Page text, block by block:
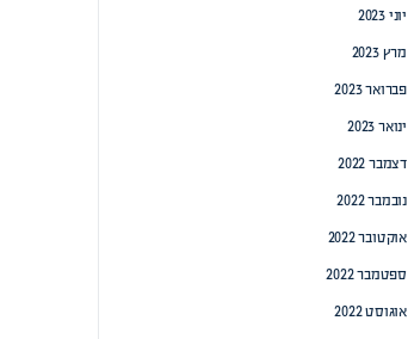
יוני 2023
מרץ 2023
פברואר 2023
ינואר 2023
דצמבר 2022
נובמבר 2022
אוקטובר 2022
ספטמבר 2022
אוגוסט 2022